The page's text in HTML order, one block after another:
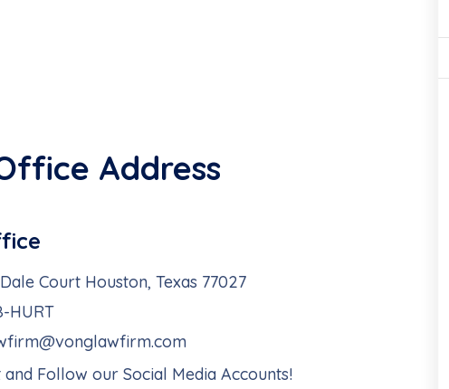
Address
Court Houston, Texas 77027
HURT
and Follow our Social Media Accounts!